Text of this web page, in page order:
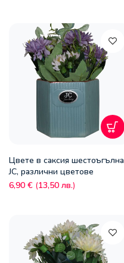
Цвете в саксия шестоъгълна
JC, различни цветове
6,90 € (13,50 лв.)